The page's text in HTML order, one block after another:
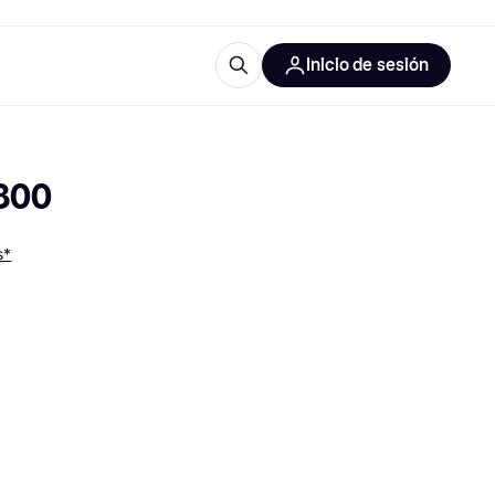
Inicio de sesión